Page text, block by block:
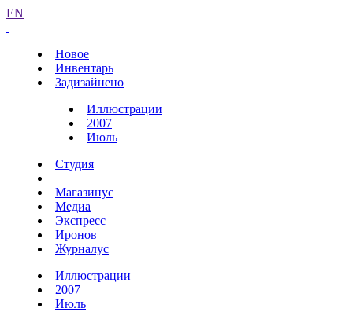
EN
Новое
Инвентарь
Задизайнено
Иллюстрации
2007
Июль
Студия
Магазинус
Медиа
Экспресс
Иронов
Журналус
Иллюстрации
2007
Июль